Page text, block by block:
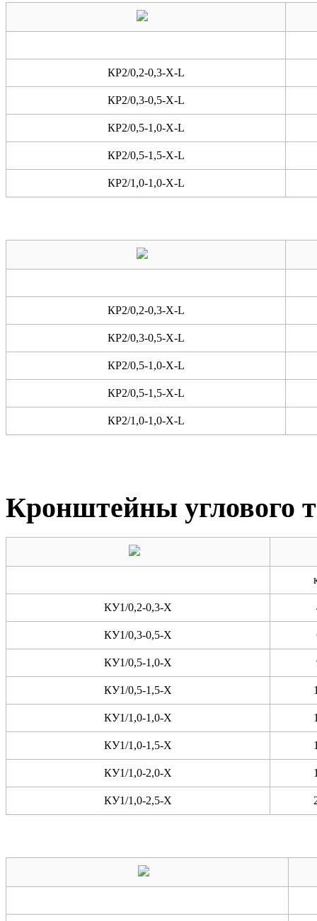
КР2/0,2-0,3-X-L
КР2/0,3-0,5-X-L
КР2/0,5-1,0-X-L
КР2/0,5-1,5-X-L
КР2/1,0-1,0-X-L
КР2/0,2-0,3-X-L
КР2/0,3-0,5-X-L
КР2/0,5-1,0-X-L
КР2/0,5-1,5-X-L
КР2/1,0-1,0-X-L
Кронштейны углового
КУ1/0,2-0,3-X
КУ1/0,3-0,5-X
КУ1/0,5-1,0-X
КУ1/0,5-1,5-X
КУ1/1,0-1,0-X
КУ1/1,0-1,5-X
КУ1/1,0-2,0-X
КУ1/1,0-2,5-X